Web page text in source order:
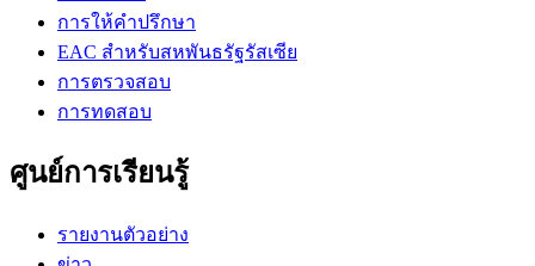
การให้คำปรึกษา
EAC สำหรับสหพันธรัฐรัสเซีย
การตรวจสอบ
การทดสอบ
ศูนย์การเรียนรู้
รายงานตัวอย่าง